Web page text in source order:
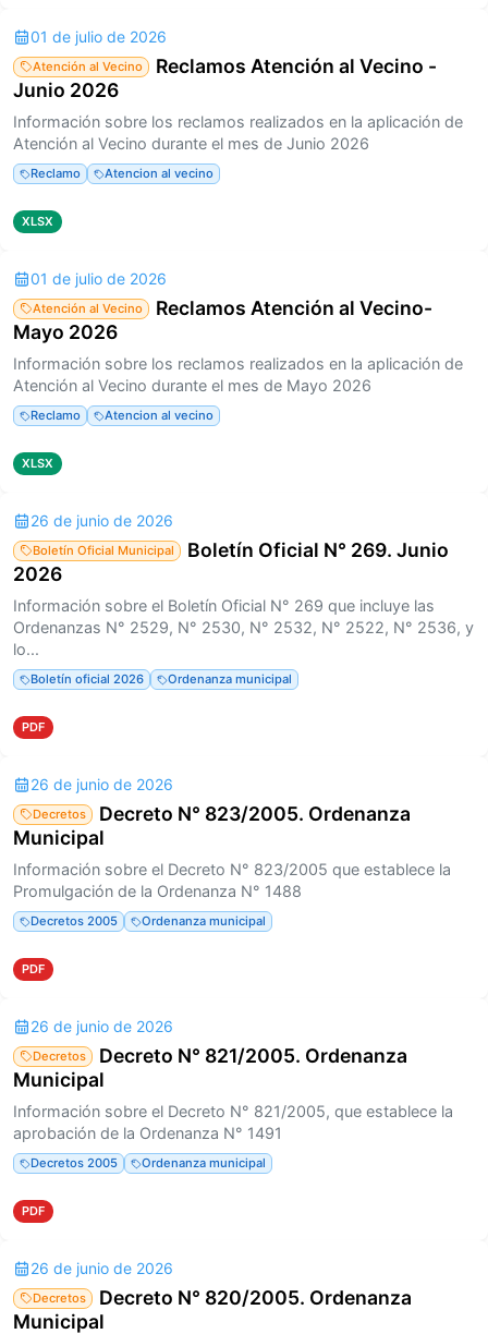
01 de julio de 2026
Atención al Vecino
Reclamos Atención al Vecino -
Junio 2026
Información sobre los reclamos realizados en la aplicación de
Atención al Vecino durante el mes de Junio 2026
Reclamo Atencion al vecino
XLSX
01 de julio de 2026
Atención al Vecino
Reclamos Atención al Vecino-
Mayo 2026
Información sobre los reclamos realizados en la aplicación de
Atención al Vecino durante el mes de Mayo 2026
Reclamo Atencion al vecino
XLSX
26 de junio de 2026
Boletín Oficial Municipal
Boletín Oficial N° 269. Junio
2026
Información sobre el Boletín Oficial N° 269 que incluye las
Ordenanzas N° 2529, N° 2530, N° 2532, N° 2522, N° 2536, y
lo...
Boletín oficial 2026 Ordenanza municipal
PDF
26 de junio de 2026
Decretos
Decreto N° 823/2005. Ordenanza
Municipal
Información sobre el Decreto N° 823/2005 que establece la
Promulgación de la Ordenanza N° 1488
Decretos 2005 Ordenanza municipal
PDF
26 de junio de 2026
Decretos
Decreto N° 821/2005. Ordenanza
Municipal
Información sobre el Decreto N° 821/2005, que establece la
aprobación de la Ordenanza N° 1491
Decretos 2005 Ordenanza municipal
PDF
26 de junio de 2026
Decretos
Decreto N° 820/2005. Ordenanza
Municipal